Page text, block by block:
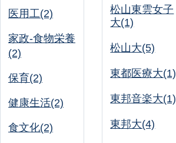
医用工(2)
家政-食物栄養
(2)
保育(2)
健康生活(2)
食文化(2)
松山東雲女子
大(1)
松山大(5)
東都医療大(1)
東邦音楽大(1)
東邦大(4)